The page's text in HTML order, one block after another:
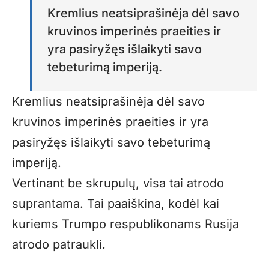
Kremlius neatsiprašinėja dėl savo
kruvinos imperinės praeities ir
yra pasiryžęs išlaikyti savo
tebeturimą imperiją.
Kremlius neatsiprašinėja dėl savo
kruvinos imperinės praeities ir yra
pasiryžęs išlaikyti savo tebeturimą
imperiją.
Vertinant be skrupulų, visa tai atrodo
suprantama. Tai paaiškina, kodėl kai
kuriems Trumpo respublikonams Rusija
atrodo patraukli.